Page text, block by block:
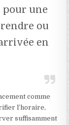
pour une
ou
en
comme
l’horaire,
suffisamment